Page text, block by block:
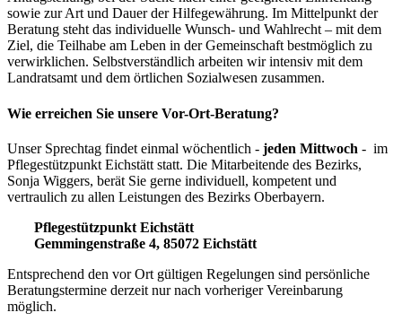
sowie zur Art und Dauer der Hilfegewährung. Im Mittelpunkt der
Beratung steht das individuelle Wunsch- und Wahlrecht – mit dem
Ziel, die Teilhabe am Leben in der Gemeinschaft bestmöglich zu
verwirklichen. Selbstverständlich arbeiten wir intensiv mit dem
Landratsamt und dem örtlichen Sozialwesen zusammen.
Wie erreichen Sie unsere Vor-Ort-Beratung?
Unser Sprechtag findet einmal wöchentlich - jeden Mittwoch - im
Pflegestützpunkt Eichstätt statt. Die Mitarbeitende des Bezirks,
Sonja Wiggers, berät Sie gerne individuell, kompetent und
vertraulich zu allen Leistungen des Bezirks Oberbayern.
Pflegestützpunkt Eichstätt
Gemmingenstraße 4, 85072 Eichstätt
Entsprechend den vor Ort gültigen Regelungen sind persönliche
Beratungstermine derzeit nur nach vorheriger Vereinbarung
möglich.